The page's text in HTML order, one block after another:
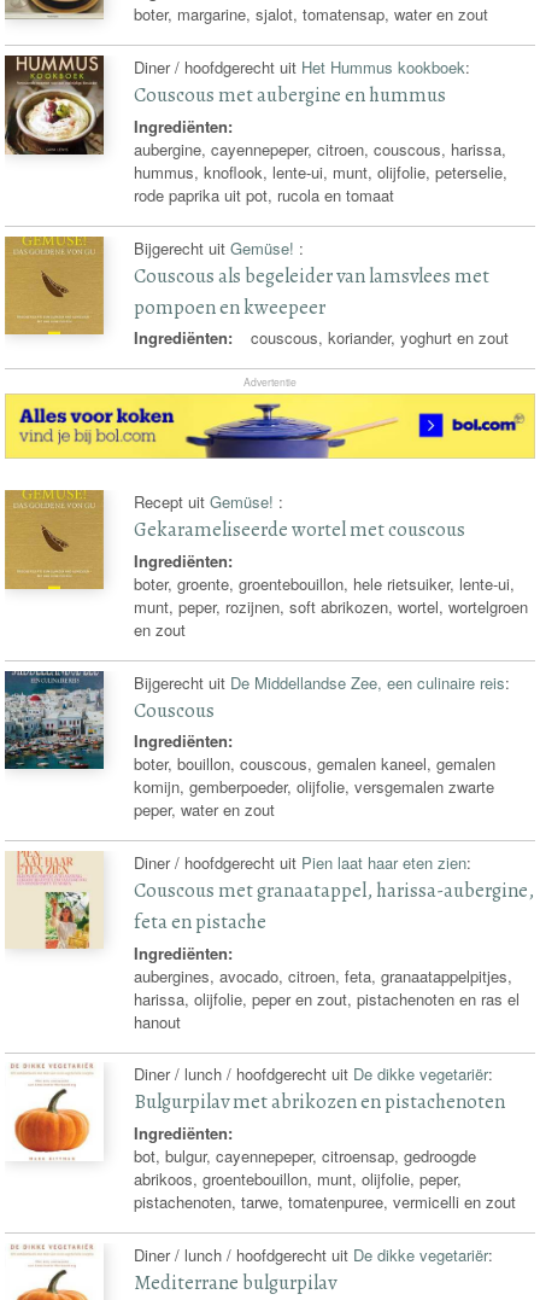
boter, margarine, sjalot, tomatensap, water en zout
Diner / hoofdgerecht uit Het Hummus kookboek:
Couscous met aubergine en hummus
Ingrediënten:
aubergine, cayennepeper, citroen, couscous, harissa,
hummus, knoflook, lente-ui, munt, olijfolie, peterselie,
rode paprika uit pot, rucola en tomaat
Bijgerecht uitGemüse! :
Couscous als begeleider van lamsvlees met
pompoen en kweepeer
Ingrediënten: couscous, koriander, yoghurt en zout
Advertentie
Recept uitGemüse! :
Gekarameliseerde wortel met couscous
Ingrediënten:
boter, groente, groentebouillon, hele rietsuiker, lente-ui,
munt, peper, rozijnen, soft abrikozen, wortel, wortelgroen
en zout
Bijgerecht uit De Middellandse Zee, een culinaire reis:
Couscous
Ingrediënten:
boter, bouillon, couscous, gemalen kaneel, gemalen
komijn, gemberpoeder, olijfolie, versgemalen zwarte
peper, water en zout
Diner / hoofdgerecht uit Pien laat haar eten zien:
Couscous met granaatappel, harissa-aubergine,
feta en pistache
Ingrediënten:
aubergines, avocado, citroen, feta, granaatappelpitjes,
harissa, olijfolie, peper en zout, pistachenoten en ras el
hanout
Diner / lunch / hoofdgerecht uit De dikke vegetariër:
Bulgurpilav met abrikozen en pistachenoten
Ingrediënten:
bot, bulgur, cayennepeper, citroensap, gedroogde
abrikoos, groentebouillon, munt, olijfolie, peper,
pistachenoten, tarwe, tomatenpuree, vermicelli en zout
Diner / lunch / hoofdgerecht uit De dikke vegetariër:
Mediterrane bulgurpilav